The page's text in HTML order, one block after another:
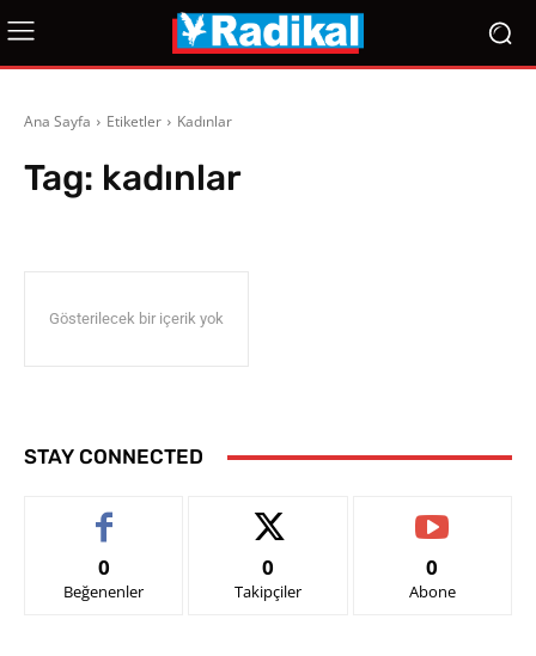
Ana Sayfa Etiketler Kadınlar
Tag: kadınlar
Gösterilecek bir içerik yok
STAY CONNECTED
0
Beğenenler
0
Takipçiler
0
Abone